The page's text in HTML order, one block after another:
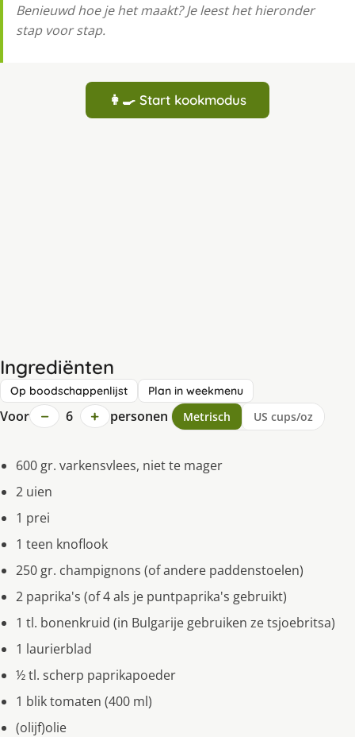
Benieuwd hoe je het maakt? Je leest het hieronder
stap voor stap.
👩‍🍳 Start kookmodus
Ingrediënten
Op boodschappenlijst Plan in weekmenu
Voor − 6 + personen Metrisch US cups/oz
600 gr. varkensvlees, niet te mager
2 uien
1 prei
1 teen knoflook
250 gr. champignons (of andere paddenstoelen)
2 paprika's (of 4 als je puntpaprika's gebruikt)
1 tl. bonenkruid (in Bulgarije gebruiken ze tsjoebritsa)
1 laurierblad
½ tl. scherp paprikapoeder
1 blik tomaten (400 ml)
(olijf)olie